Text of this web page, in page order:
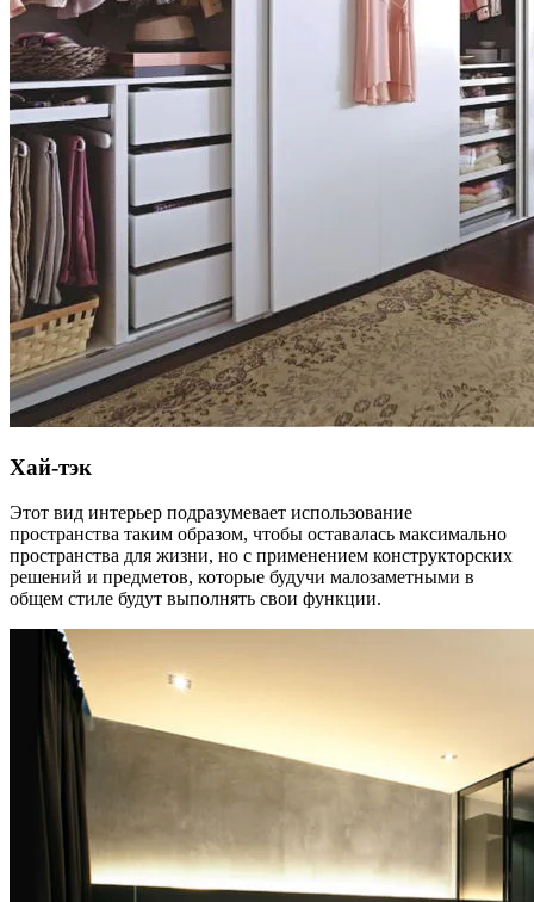
Хай-тэк
Этот вид интерьер подразумевает использование
пространства таким образом, чтобы оставалась максимально
пространства для жизни, но с применением конструкторских
решений и предметов, которые будучи малозаметными в
общем стиле будут выполнять свои функции.